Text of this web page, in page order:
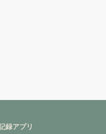
録アプリ